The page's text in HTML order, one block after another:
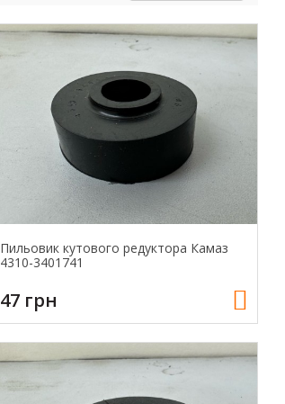
Пильовик кутового редуктора Камаз
4310-3401741
47 грн